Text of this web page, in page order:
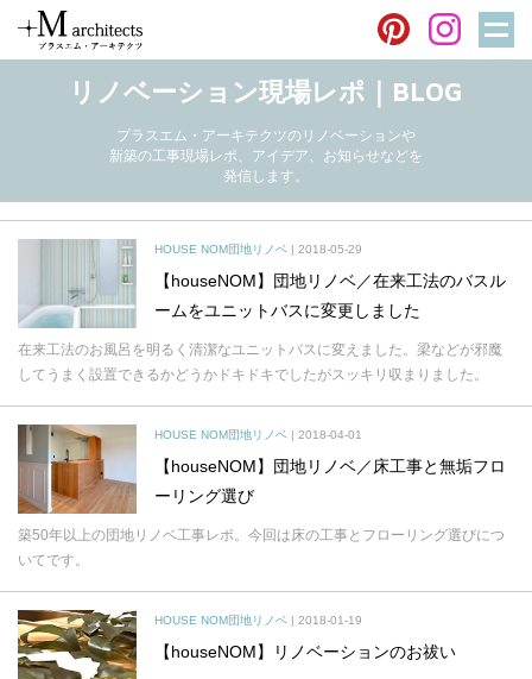
リノベーション現場レポ｜BLOG
プラスエム・アーキテクツのリノベーションや
新築の工事現場レポ、アイデア、お知らせなどを
発信します。
HOUSE NOM団地リノベ | 2018-05-29
【houseNOM】団地リノベ／在来工法のバスル
ームをユニットバスに変更しました
在来工法のお風呂を明るく清潔なユニットバスに変えました。梁などが邪魔
してうまく設置できるかどうかドキドキでしたがスッキリ収まりました。
HOUSE NOM団地リノベ | 2018-04-01
【houseNOM】団地リノベ／床工事と無垢フロ
ーリング選び
築50年以上の団地リノベ工事レポ。今回は床の工事とフローリング選びにつ
いてです。
HOUSE NOM団地リノベ | 2018-01-19
【houseNOM】リノベーションのお祓い